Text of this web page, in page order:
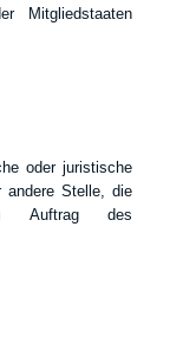
Mitgliedstaaten
oder juristische
andere Stelle, die
Auftrag des